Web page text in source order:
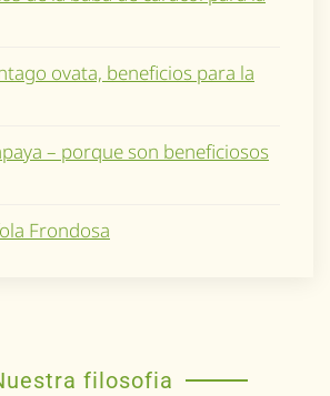
ovata, beneficios para la
– porque son beneficiosos
Frondosa
filosofia